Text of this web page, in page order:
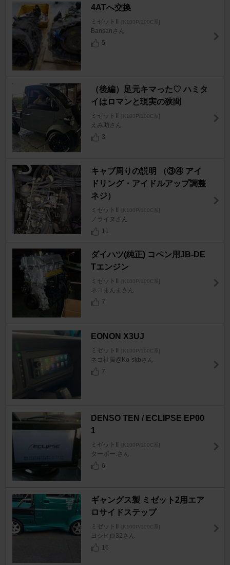
4ATへ交換
ミゼットII [K100P/100C系]
Bansanさん
5
（後編）足元キマった♡ ハミタ
イはロマンと現実の狭間
ミゼットII [K100P/100C系]
えみ助さん
3
キャブ周りの説明 （③④ アイ
ドリング・アイドルアップ調整
ネジ）
ミゼットII [K100P/100C系]
ノライヌさん
11
ダイハツ(純正) コペン用JB-DE
Tエンジン
ミゼットII [K100P/100C系]
ネコまんまさん
7
EONON X3UJ
ミゼットII [K100P/100C系]
ネコ社員@Ko-skbさん
7
DENSO TEN / ECLIPSE EP00
1
ミゼットII [K100P/100C系]
ターボー.さん
6
ギャングス製 ミゼット2用エア
ロサイドステップ
ミゼットII [K100P/100C系]
ヨシヒロ32さん
16